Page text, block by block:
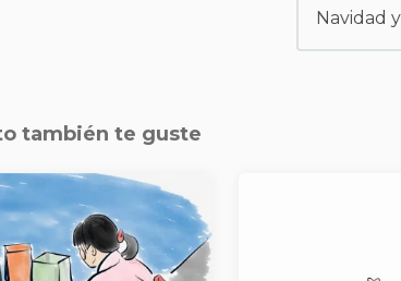
también te guste